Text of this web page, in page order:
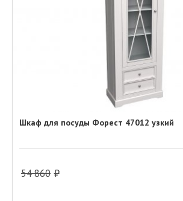
Шкаф для посуды Форест 47012 узкий
54 860